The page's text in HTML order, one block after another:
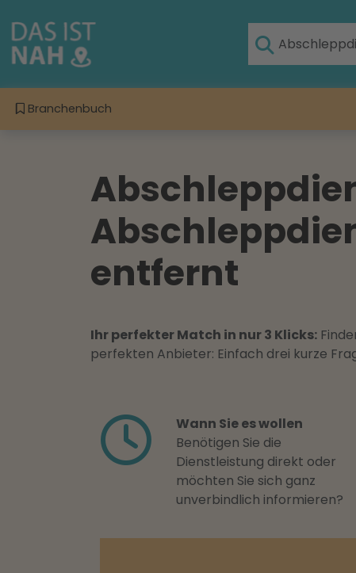
Branchenbuch
entfernt
Ihr perfekter Match in nur 3 Klicks:
perfekten Anbieter: Einfach drei kurze
Wann Sie es wollen
Benötigen Sie die
Dienstleistung direkt oder
möchten Sie sich ganz
unverbindlich informieren?